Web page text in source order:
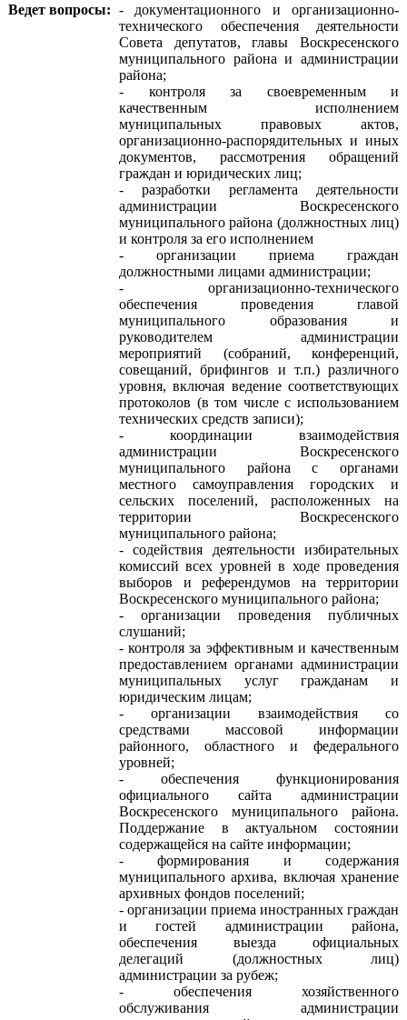
Ведет вопросы: - документационного и организационно-
технического обеспечения деятельности
Совета депутатов, главы Воскресенского
муниципального района и администрации
района;
- контроля за своевременным и
качественным исполнением
муниципальных правовых актов,
организационно-распорядительных и иных
документов, рассмотрения обращений
граждан и юридических лиц;
- разработки регламента деятельности
администрации Воскресенского
муниципального района (должностных лиц)
и контроля за его исполнением
- организации приема граждан
должностными лицами администрации;
- организационно-технического
обеспечения проведения главой
муниципального образования и
руководителем администрации
мероприятий (собраний, конференций,
совещаний, брифингов и т.п.) различного
уровня, включая ведение соответствующих
протоколов (в том числе с использованием
технических средств записи);
- координации взаимодействия
администрации Воскресенского
муниципального района с органами
местного самоуправления городских и
сельских поселений, расположенных на
территории Воскресенского
муниципального района;
- содействия деятельности избирательных
комиссий всех уровней в ходе проведения
выборов и референдумов на территории
Воскресенского муниципального района;
- организации проведения публичных
слушаний;
- контроля за эффективным и качественным
предоставлением органами администрации
муниципальных услуг гражданам и
юридическим лицам;
- организации взаимодействия со
средствами массовой информации
районного, областного и федерального
уровней;
- обеспечения функционирования
официального сайта администрации
Воскресенского муниципального района.
Поддержание в актуальном состоянии
содержащейся на сайте информации;
- формирования и содержания
муниципального архива, включая хранение
архивных фондов поселений;
- организации приема иностранных граждан
и гостей администрации района,
обеспечения выезда официальных
делегаций (должностных лиц)
администрации за рубеж;
- обеспечения хозяйственного
обслуживания администрации